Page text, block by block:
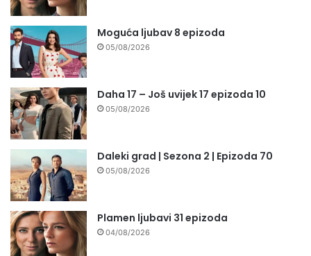
Moguća ljubav 8 epizoda
05/08/2026
Daha 17 – Još uvijek 17 epizoda 10
05/08/2026
Daleki grad | Sezona 2 | Epizoda 70
05/08/2026
Plamen ljubavi 31 epizoda
04/08/2026